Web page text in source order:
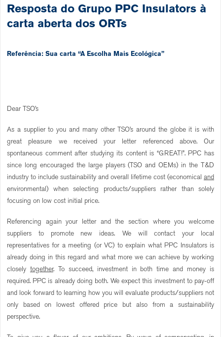
Resposta do Grupo PPC Insulators à
carta aberta dos ORTs
Referência: Sua carta “A Escolha Mais Ecológica”
Dear TSO’s
As a supplier to you and many other TSO’s around the globe it is with
great pleasure we received your letter referenced above. Our
spontaneous comment after studying its content is “GREAT!”. PPC has
since long encouraged the large players (TSO and OEMs) in the T&D
industry to include sustainability and overall lifetime cost (economical and
environmental) when selecting products/suppliers rather than solely
focusing on low cost initial price.
Referencing again your letter and the section where you welcome
suppliers to promote new ideas. We will contact your local
representatives for a meeting (or VC) to explain what PPC Insulators is
already doing in this regard and what more we can achieve by working
closely together. To succeed, investment in both time and money is
required. PPC is already doing both. We expect this investment to pay-off
and look forward to learning how you will evaluate products/suppliers not
only based on lowest offered price but also from a sustainability
perspective.